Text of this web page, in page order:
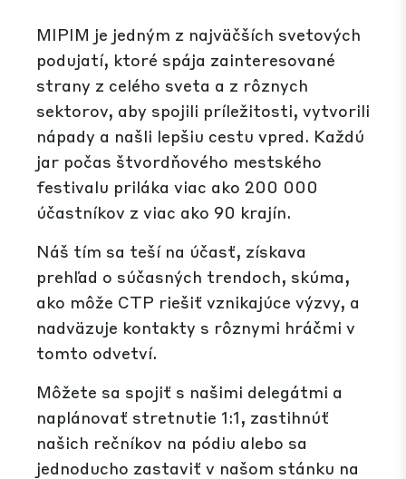
MIPIM je jedným z najväčších svetových
podujatí, ktoré spája zainteresované
strany z celého sveta a z rôznych
sektorov, aby spojili príležitosti, vytvorili
nápady a našli lepšiu cestu vpred. Každú
jar počas štvordňového mestského
festivalu priláka viac ako 200 000
účastníkov z viac ako 90 krajín.
Náš tím sa teší na účasť, získava
prehľad o súčasných trendoch, skúma,
ako môže CTP riešiť vznikajúce výzvy, a
nadväzuje kontakty s rôznymi hráčmi v
tomto odvetví.
Môžete sa spojiť s našimi delegátmi a
naplánovať stretnutie 1:1, zastihnúť
našich rečníkov na pódiu alebo sa
jednoducho zastaviť v našom stánku na